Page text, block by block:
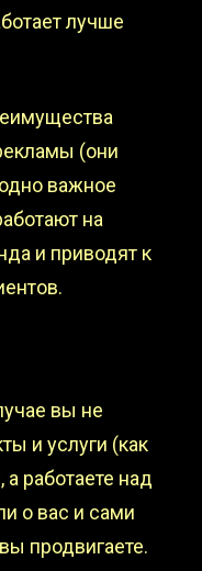
лучше
(они
важное
на
и приводят к
вы не
и услуги (как
работаете над
о вас и сами
продвигаете.